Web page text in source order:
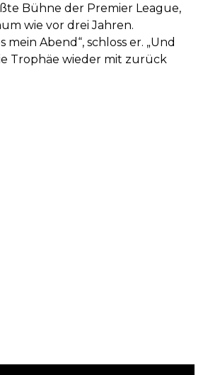
Bühne der Premier League,
wie vor drei Jahren.
Abend“, schloss er. „Und
Trophäe wieder mit zurück